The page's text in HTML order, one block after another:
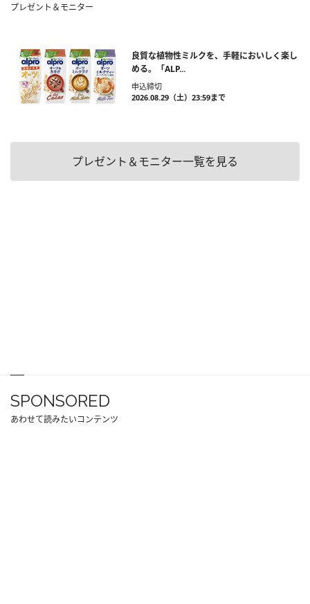
プレゼント＆モニター
良質な植物性ミルクを、手軽においしく楽し
める。「ALP...
申込締切
2026.08.29（土）23:59まで
プレゼント＆モニター一覧を見る
SPONSORED
あわせて読みたいコンテンツ